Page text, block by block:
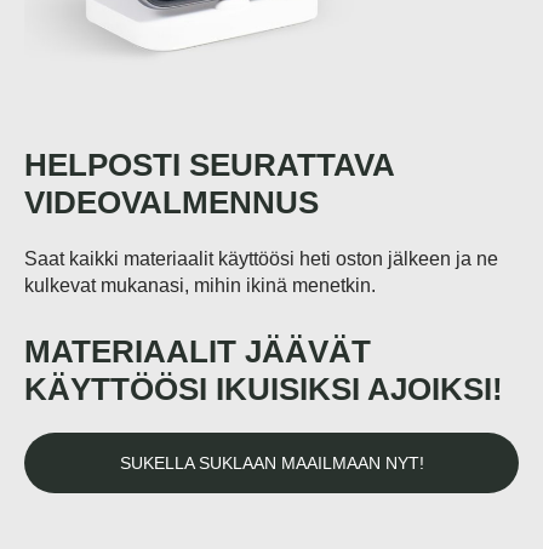
HELPOSTI SEURATTAVA
VIDEOVALMENNUS
Saat kaikki materiaalit käyttöösi heti oston jälkeen ja ne
kulkevat mukanasi, mihin ikinä menetkin.
MATERIAALIT JÄÄVÄT
KÄYTTÖÖSI IKUISIKSI AJOIKSI!
SUKELLA SUKLAAN MAAILMAAN NYT!